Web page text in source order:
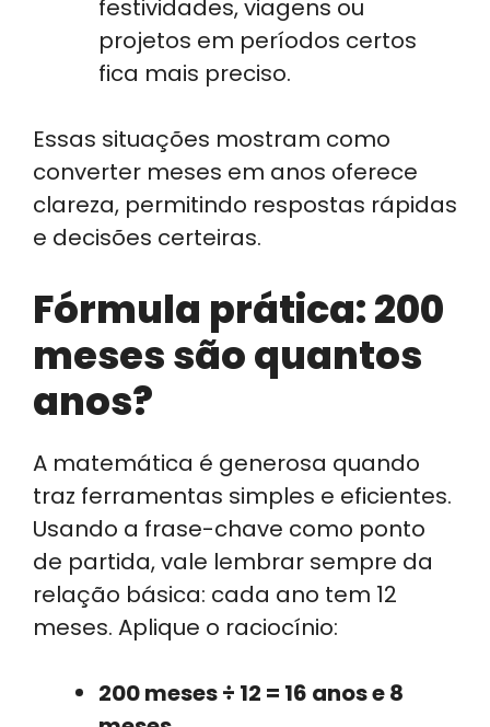
festividades, viagens ou
projetos em períodos certos
fica mais preciso.
Essas situações mostram como
converter meses em anos oferece
clareza, permitindo respostas rápidas
e decisões certeiras.
Fórmula prática: 200
meses são quantos
anos?
A matemática é generosa quando
traz ferramentas simples e eficientes.
Usando a frase-chave como ponto
de partida, vale lembrar sempre da
relação básica: cada ano tem 12
meses. Aplique o raciocínio:
200 meses ÷ 12 = 16 anos e 8